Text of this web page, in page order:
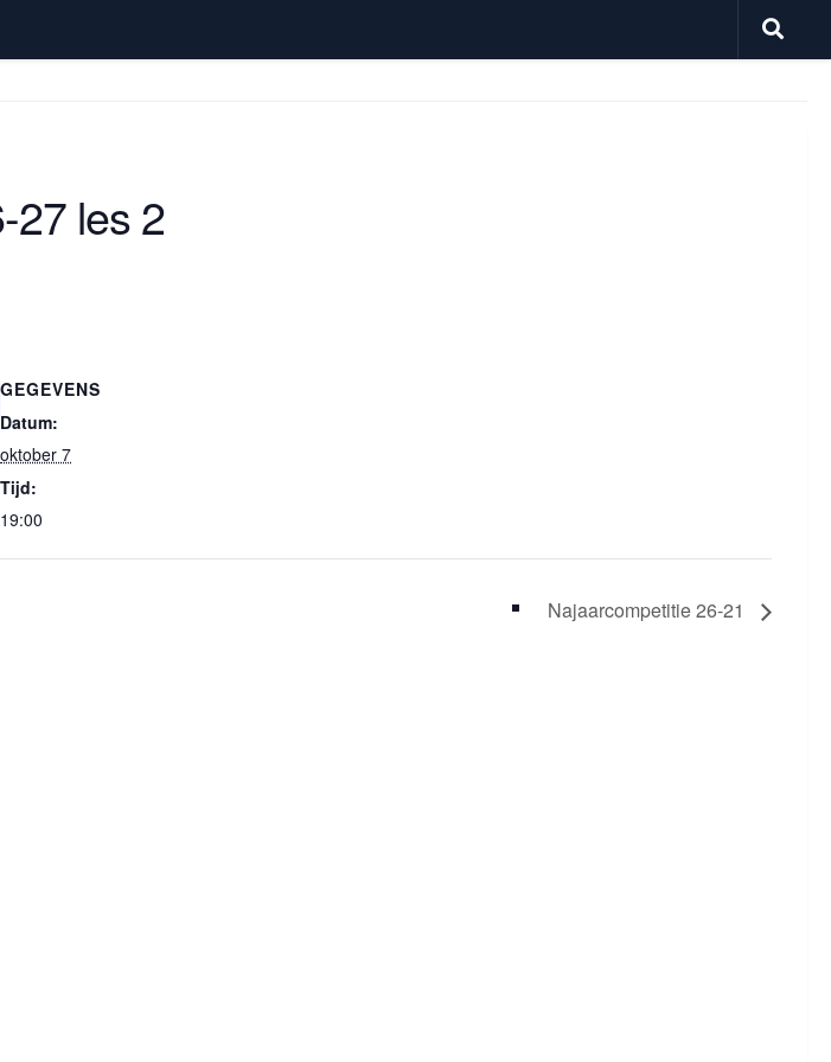
27 les 2
GEGEVENS
Datum:
oktober 7
Tijd:
19:00
Najaarcompetitie 26-21